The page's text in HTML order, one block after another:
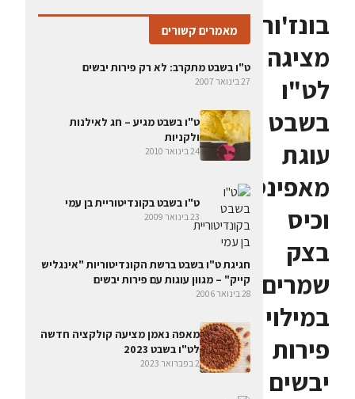
בונז'ור
מציגה
לט"ו
בשבט
עוגת
מאפינס
וכיס
בצק
שמרים
במילוי
פירות
יבשים
מאמרים קשורים
ט"ו בשבט מתקרב: לא רק פירות יבשים
27 בינואר 2007
ט"ו בשבט מגיע – חג לאילנות
ולקניות
24 בינואר 2010
ט"ו בשבט בקונדיטוריית בן עמי
23 בינואר 2009
חגיגת ט"ו בשבט ברשת הקונדיטוריות "אינגליש
קייק" – מגוון עוגות עם פירות יבשים
28 בינואר 2006
מאפה נאמן מציעה קולקציה חדשה
לט"ו בשבט 2023
2 בפברואר 2023